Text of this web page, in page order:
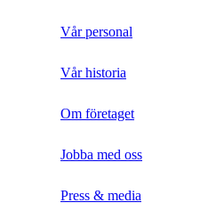
Vår personal
Vår historia
Om företaget
Jobba med oss
Press & media